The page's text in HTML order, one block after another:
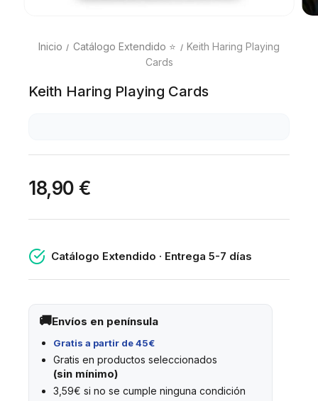
Inicio Catálogo Extendido ⭐
Keith Haring Playing
Cards
Keith Haring Playing Cards
18,90 €
Catálogo Extendido · Entrega 5-7 días
Envíos en península
Gratis a partir de 45€
Gratis en productos seleccionados
(sin mínimo)
3,59€ si no se cumple ninguna condición